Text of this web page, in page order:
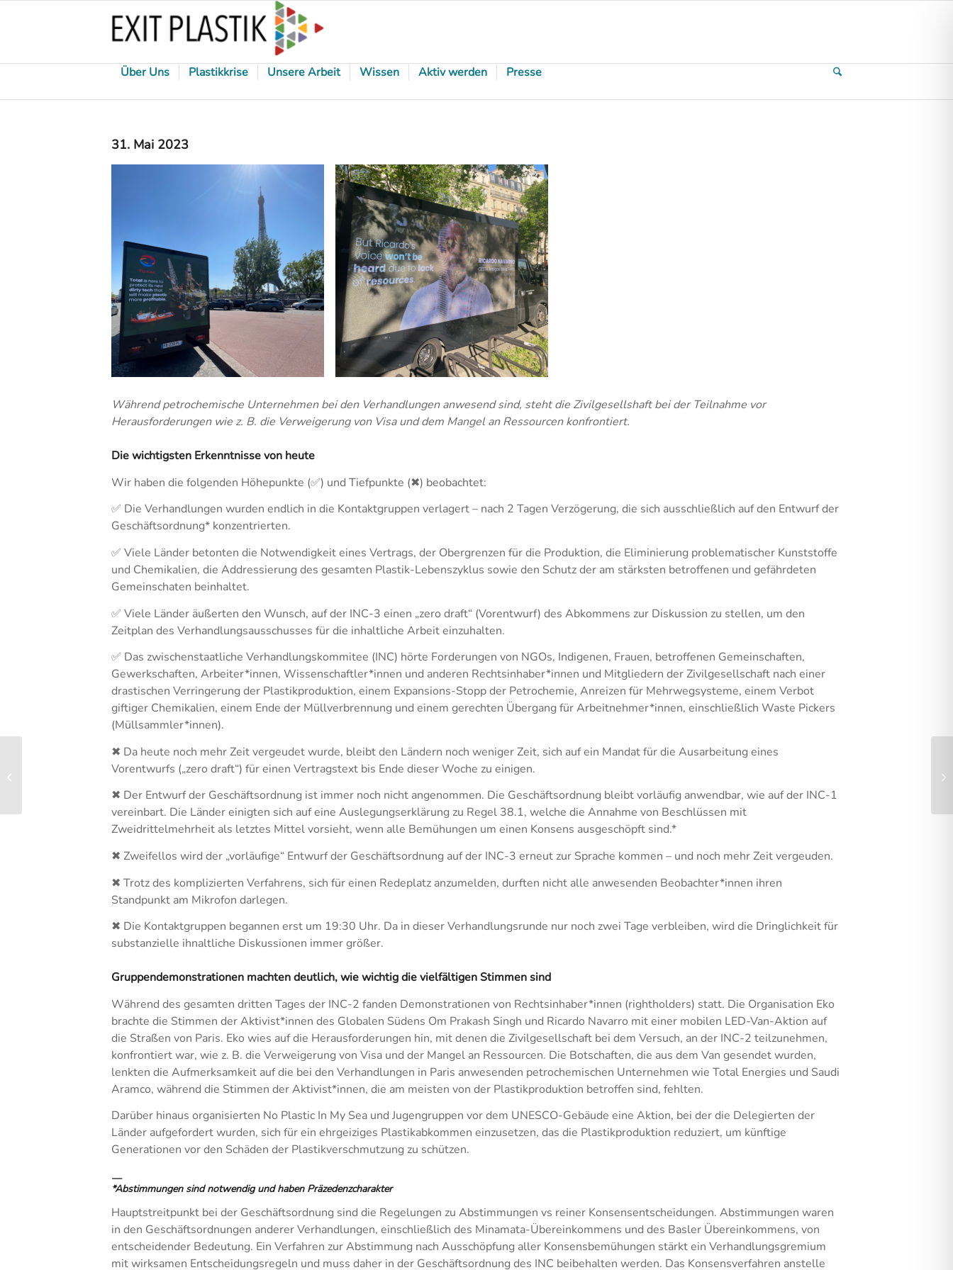
Über Uns Plastikkrise Unsere Arbeit Wissen Aktiv werden Presse
31. Mai 2023
Während petrochemische Unternehmen bei den Verhandlungen anwesend sind, steht die Zivilgesellshaft bei der Teilnahme vor
Herausforderungen wie z. B. die Verweigerung von Visa und dem Mangel an Ressourcen konfrontiert.
Die wichtigsten Erkenntnisse von heute
Wir haben die folgenden Höhepunkte (✅) und Tiefpunkte (✖) beobachtet:
✅ Die Verhandlungen wurden endlich in die Kontaktgruppen verlagert – nach 2 Tagen Verzögerung, die sich ausschließlich auf den Entwurf der
Geschäftsordnung* konzentrierten.
✅ Viele Länder betonten die Notwendigkeit eines Vertrags, der Obergrenzen für die Produktion, die Eliminierung problematischer Kunststoffe
und Chemikalien, die Addressierung des gesamten Plastik-Lebenszyklus sowie den Schutz der am stärksten betroffenen und gefährdeten
Gemeinschaten beinhaltet.
✅ Viele Länder äußerten den Wunsch, auf der INC-3 einen „zero draft“ (Vorentwurf) des Abkommens zur Diskussion zu stellen, um den
Zeitplan des Verhandlungsausschusses für die inhaltliche Arbeit einzuhalten.
✅ Das zwischenstaatliche Verhandlungskommitee (INC) hörte Forderungen von NGOs, Indigenen, Frauen, betroffenen Gemeinschaften,
Gewerkschaften, Arbeiter*innen, Wissenschaftler*innen und anderen Rechtsinhaber*innen und Mitgliedern der Zivilgesellschaft nach einer
drastischen Verringerung der Plastikproduktion, einem Expansions-Stopp der Petrochemie, Anreizen für Mehrwegsysteme, einem Verbot
giftiger Chemikalien, einem Ende der Müllverbrennung und einem gerechten Übergang für Arbeitnehmer*innen, einschließlich Waste Pickers
(Müllsammler*innen).
✖ Da heute noch mehr Zeit vergeudet wurde, bleibt den Ländern noch weniger Zeit, sich auf ein Mandat für die Ausarbeitung eines
Vorentwurfs („zero draft“) für einen Vertragstext bis Ende dieser Woche zu einigen.
✖ Der Entwurf der Geschäftsordnung ist immer noch nicht angenommen. Die Geschäftsordnung bleibt vorläufig anwendbar, wie auf der INC-1
vereinbart. Die Länder einigten sich auf eine Auslegungserklärung zu Regel 38.1, welche die Annahme von Beschlüssen mit
Zweidrittelmehrheit als letztes Mittel vorsieht, wenn alle Bemühungen um einen Konsens ausgeschöpft sind.*
✖ Zweifellos wird der „vorläufige“ Entwurf der Geschäftsordnung auf der INC-3 erneut zur Sprache kommen – und noch mehr Zeit vergeuden.
✖ Trotz des komplizierten Verfahrens, sich für einen Redeplatz anzumelden, durften nicht alle anwesenden Beobachter*innen ihren
Standpunkt am Mikrofon darlegen.
✖ Die Kontaktgruppen begannen erst um 19:30 Uhr. Da in dieser Verhandlungsrunde nur noch zwei Tage verbleiben, wird die Dringlichkeit für
substanzielle ihnaltliche Diskussionen immer größer.
Gruppendemonstrationen machten deutlich, wie wichtig die vielfältigen Stimmen sind
Während des gesamten dritten Tages der INC-2 fanden Demonstrationen von Rechtsinhaber*innen (rightholders) statt. Die Organisation Eko
brachte die Stimmen der Aktivist*innen des Globalen Südens Om Prakash Singh und Ricardo Navarro mit einer mobilen LED-Van-Aktion auf
die Straßen von Paris. Eko wies auf die Herausforderungen hin, mit denen die Zivilgesellschaft bei dem Versuch, an der INC-2 teilzunehmen,
konfrontiert war, wie z. B. die Verweigerung von Visa und der Mangel an Ressourcen. Die Botschaften, die aus dem Van gesendet wurden,
lenkten die Aufmerksamkeit auf die bei den Verhandlungen in Paris anwesenden petrochemischen Unternehmen wie Total Energies und Saudi
Aramco, während die Stimmen der Aktivist*innen, die am meisten von der Plastikproduktion betroffen sind, fehlten.
Darüber hinaus organisierten No Plastic In My Sea und Jugengruppen vor dem UNESCO-Gebäude eine Aktion, bei der die Delegierten der
Länder aufgefordert wurden, sich für ein ehrgeiziges Plastikabkommen einzusetzen, das die Plastikproduktion reduziert, um künftige
Generationen vor den Schäden der Plastikverschmutzung zu schützen.
—
*Abstimmungen sind notwendig und haben Präzedenzcharakter
Hauptstreitpunkt bei der Geschäftsordnung sind die Regelungen zu Abstimmungen vs reiner Konsensentscheidungen. Abstimmungen waren
in den Geschäftsordnungen anderer Verhandlungen, einschließlich des Minamata-Übereinkommens und des Basler Übereinkommens, von
entscheidender Bedeutung. Ein Verfahren zur Abstimmung nach Ausschöpfung aller Konsensbemühungen stärkt ein Verhandlungsgremium
mit wirksamen Entscheidungsregeln und muss daher in der Geschäftsordnung des INC beibehalten werden. Das Konsensverfahren anstelle